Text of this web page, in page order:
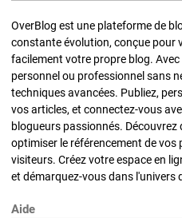
OverBlog est une plateforme de
constante évolution, conçue pour
facilement votre propre blog.
personnel ou professionnel sans
techniques avancées. Publiez,
vos articles, et connectez-vous
blogueurs passionnés.
optimiser le référencement de
visiteurs. Créez votre espace en
et démarquez-vous dans l'univers
Aide